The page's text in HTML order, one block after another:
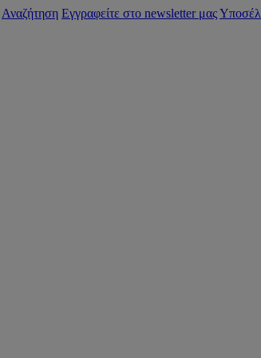
Αναζήτηση Εγγραφείτε στο newsletter μας